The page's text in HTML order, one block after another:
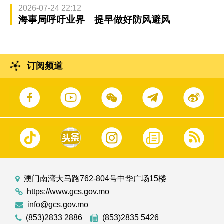
2026-07-24 22:12
海事局呼吁业界 提早做好防风避风
订阅频道
澳门南湾大马路762-804号中华广场15楼
https://www.gcs.gov.mo
info@gcs.gov.mo
(853)2833 2886
(853)2835 5426